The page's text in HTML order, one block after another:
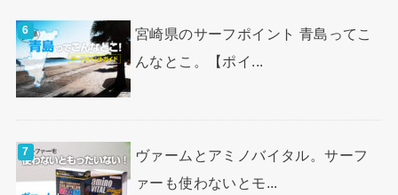
宮崎県のサーフポイント 青島ってこ
んなとこ。【ポイ...
ヴァームとアミノバイタル。サーフ
ァーも使わないとモ...